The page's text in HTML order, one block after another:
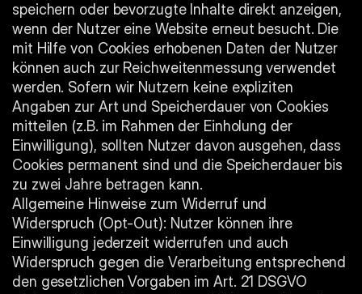
speichern oder bevorzugte Inhalte direkt anzeigen,
wenn der Nutzer eine Website erneut besucht. Die
mit Hilfe von Cookies erhobenen Daten der Nutzer
können auch zur Reichweitenmessung verwendet
werden. Sofern wir Nutzern keine expliziten
Angaben zur Art und Speicherdauer von Cookies
mitteilen (z.B. im Rahmen der Einholung der
Einwilligung), sollten Nutzer davon ausgehen, dass
Cookies permanent sind und die Speicherdauer bis
zu zwei Jahre betragen kann.
Allgemeine Hinweise zum Widerruf und
Widerspruch (Opt-Out): Nutzer können ihre
Einwilligung jederzeit widerrufen und auch
Widerspruch gegen die Verarbeitung entsprechend
den gesetzlichen Vorgaben im Art. 21 DSGVO